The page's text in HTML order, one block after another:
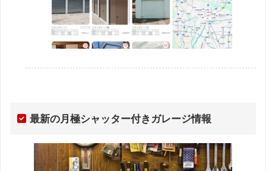
最新の月極シャッター付きガレージ情報